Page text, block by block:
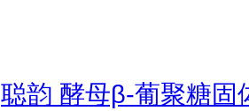
聪韵 酵母β-葡聚糖固